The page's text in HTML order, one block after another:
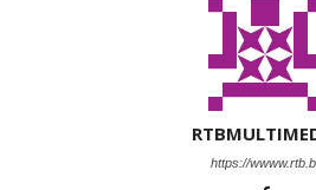
https://